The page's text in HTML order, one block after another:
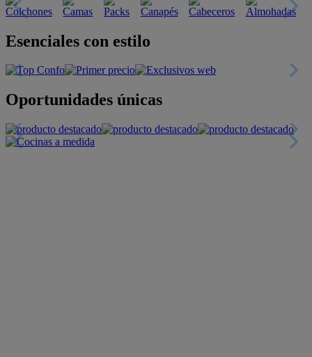
Esenciales con estilo
Oportunidades únicas